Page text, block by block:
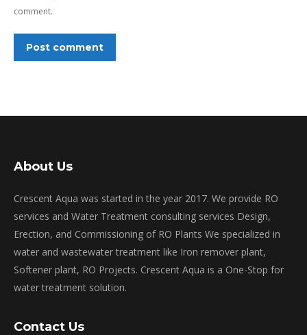
comment.
Post comment
About Us
Crescent Aqua was started in the year 2017. We provide RO
services and Water Treatment consulting services Design,
Erection, and Commissioning of RO Plants We specialized in
water and wastewater treatment like Iron remover plant,
Softener plant, RO Projects. Crescent Aqua is a One-Stop for
water treatment solution.
Contact Us